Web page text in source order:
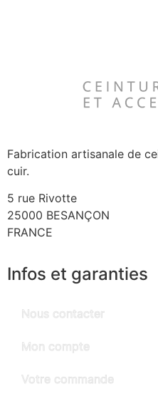
Fabrication artisanale de
cuir.
5 rue Rivotte
25000 BESANÇON
FRANCE
Infos et garanties
Nous contacter
Mon compte
Votre commande